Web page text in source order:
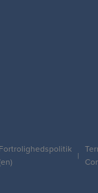
Fortrolighedspolitik